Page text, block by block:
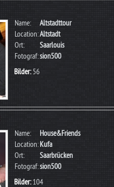
Name:
Altstadttour
Location:Altstadt
Ort:
Saarlouis
Fotograf:sion500
Bilder:56
Name:
House&Friends
Location:Kufa
Ort:
Saarbrücken
Fotograf:sion500
Bilder:104